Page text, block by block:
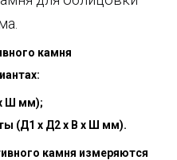
камня
Ш мм);
(Д1 х Д2 х В х Ш мм).
камня измеряются